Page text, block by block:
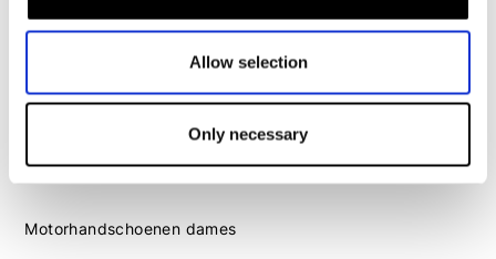
Allow selection
Only necessary
Motorbroek dames
Motor leggings dames
Motorhelm dames
Motorhandschoenen dames